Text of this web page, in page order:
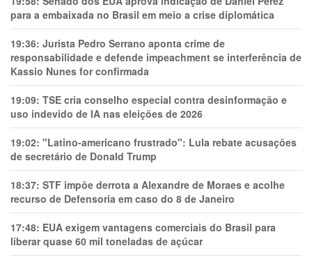
para a embaixada no Brasil em meio a crise diplomática
19:36: Jurista Pedro Serrano aponta crime de
responsabilidade e defende impeachment se interferência de
Kassio Nunes for confirmada
19:09: TSE cria conselho especial contra desinformação e
uso indevido de IA nas eleições de 2026
19:02: "Latino-americano frustrado": Lula rebate acusações
de secretário de Donald Trump
18:37: STF impõe derrota a Alexandre de Moraes e acolhe
recurso de Defensoria em caso do 8 de Janeiro
17:48: EUA exigem vantagens comerciais do Brasil para
liberar quase 60 mil toneladas de açúcar